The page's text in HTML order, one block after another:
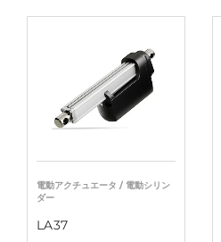
電動アクチュエータ / 電動シリン
ダー
LA37